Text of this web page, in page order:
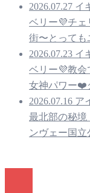
2026.07.27
ベリー💜チェ
街〜とっても
2026.07.23
ベリー💜教会
女神パワー❤️
2026.07.16
最北部の秘境
ンヴェー国立